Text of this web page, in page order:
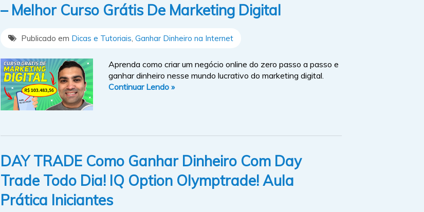
– Melhor Curso Grátis De Marketing Digital
Publicado em Dicas e Tutoriais Ganhar Dinheiro na Internet
Aprenda como criar um negócio online do zero passo a passo e
ganhar dinheiro nesse mundo lucrativo do marketing digital.
Continuar Lendo »
DAY TRADE Como Ganhar Dinheiro Com Day
Trade Todo Dia! IQ Option Olymptrade! Aula
Prática Iniciantes